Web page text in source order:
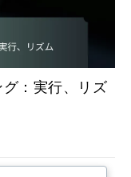
グ：実行、リズ